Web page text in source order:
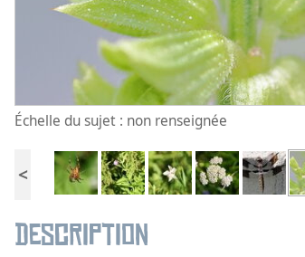
Échelle du sujet : non renseignée
<
Description